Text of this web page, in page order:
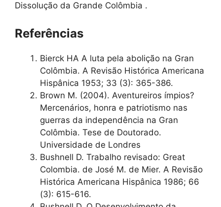
Dissolução da Grande Colômbia .
Referências
Bierck HA A luta pela abolição na Gran
Colômbia. A Revisão Histórica Americana
Hispânica 1953; 33 (3): 365-386.
Brown M. (2004). Aventureiros ímpios?
Mercenários, honra e patriotismo nas
guerras da independência na Gran
Colômbia. Tese de Doutorado.
Universidade de Londres
Bushnell D. Trabalho revisado: Great
Colombia. de José M. de Mier. A Revisão
Histórica Americana Hispânica 1986; 66
(3): 615-616.